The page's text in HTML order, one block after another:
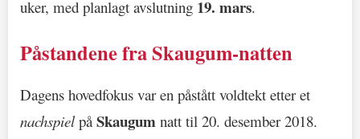
uker, med planlagt avslutning 19. mars.
Påstandene fra Skaugum-natten
Dagens hovedfokus var en påstått voldtekt etter et
nachspielpåSkaugum natt til 20. desember 2018.